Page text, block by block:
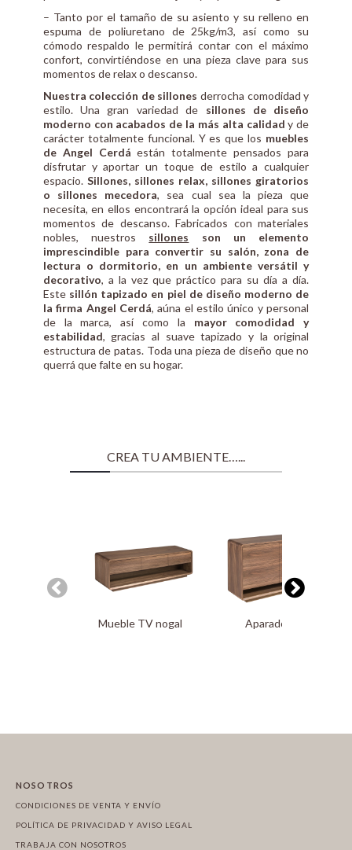
– Tanto por el tamaño de su asiento y su relleno en
espuma de poliuretano de 25kg/m3, así como su
cómodo respaldo le permitirá contar con el máximo
confort, convirtiéndose en una pieza clave para sus
momentos de relax o descanso.
Nuestra colección de sillones derrocha comodidad y
estilo. Una gran variedad de sillones de diseño
moderno con acabados de la más alta calidad y de
carácter totalmente funcional. Y es que los muebles
de Angel Cerdá están totalmente pensados para
disfrutar y aportar un toque de estilo a cualquier
espacio. Sillones, sillones relax, sillones giratorios
o sillones mecedora, sea cual sea la pieza que
necesita, en ellos encontrará la opción ideal para sus
momentos de descanso. Fabricados con materiales
nobles, nuestros sillones
son un elemento
imprescindible para convertir su salón, zona de
lectura o dormitorio, en un ambiente versátil y
decorativo, a la vez que práctico para su día a día.
Este sillón tapizado en piel de diseño moderno de
la firma Angel Cerdá, aúna el estilo único y personal
de la marca, así como la mayor comodidad y
estabilidad, gracias al suave tapizado y la original
estructura de patas. Toda una pieza de diseño que no
querrá que falte en su hogar.
CREA TU AMBIENTE…...
Mueble TV nogal Aparador nogal
NOSOTROS
CONDICIONES DE VENTA Y ENVÍO
POLÍTICA DE PRIVACIDAD Y AVISO LEGAL
TRABAJA CON NOSOTROS